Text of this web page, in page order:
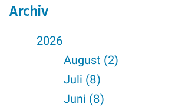
Archiv
2026
August (2)
Juli (8)
Juni (8)